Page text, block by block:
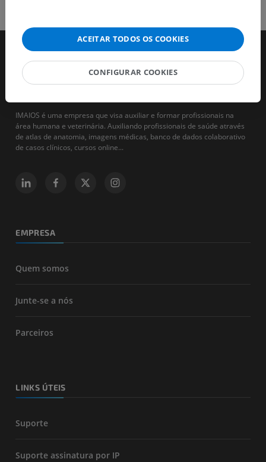
IMAIOS é uma empresa que visa auxiliar e formar profissionais na
área humana e veterinária. Auxiliando profissionais de saúde através
de atlas de anatomia, imagens médicas, banco de dados colaborativo
de casos clínicos, cursos online...
EMPRESA
Quem somos
Junte-se a nós
Parceiros
LINKS ÚTEIS
Suporte
Suporte assinatura por IP
ACEITAR TODOS OS COOKIES
CONFIGURAR COOKIES